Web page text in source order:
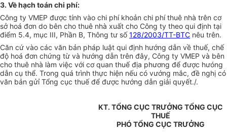
3. Về hạch toán chi phí:
Công ty VMEP được tính vào chi phí khoản chi phí thuê nhà trên cơ
sở hoá đơn do bên cho thuê nhà xuất cho Công ty theo qui định tại
điểm 5.4, mục III, Phần B, Thông tư số128/2003/TT-BTC nêu trên.
Căn cứ vào các văn bản pháp luật qui định hướng dẫn về thuế, chế
độ hoá đơn chứng từ và hướng dẫn trên đây, Công ty VMEP và bên
cho thuê nhà làm việc với cơ quan thuế địa phương để được hưóng
dẫn cụ thể. Trong quá trình thực hiện nếu có vướng mắc, đề nghị có
văn bản gửỉ Tổng cục thuế để được hướng dẫn giải quyết./.
KT. TỔNG CỤC TRƯỞNG TỔNG CỤC
THUẾ
PHÓ TỔNG CỤC TRƯỞNG